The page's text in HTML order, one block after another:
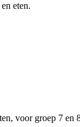
eten.
voor groep 7 en